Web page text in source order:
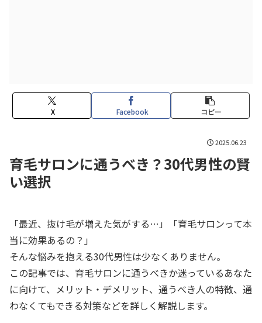
X Facebook コピー
2025.06.23
育毛サロンに通うべき？30代男性の賢
い選択
「最近、抜け毛が増えた気がする…」「育毛サロンって本
当に効果あるの？」
そんな悩みを抱える30代男性は少なくありません。
この記事では、育毛サロンに通うべきか迷っているあなた
に向けて、メリット・デメリット、通うべき人の特徴、通
わなくてもできる対策などを詳しく解説します。